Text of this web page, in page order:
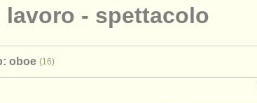
lavoro - spettacolo
oboe (16)